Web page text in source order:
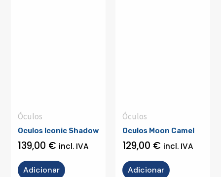
Óculos
Oculos Iconic Shadow
139,00 € incl. IVA
Adicionar
Óculos
Oculos Moon Camel
129,00 € incl. IVA
Adicionar